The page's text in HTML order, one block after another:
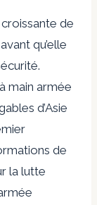
de
qu’elle
main armée
d’Asie
de
la lutte